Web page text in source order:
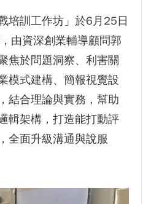
培訓工作坊」於6月25日
由資深創業輔導顧問郭
焦於問題洞察、利害關
模式建構、簡報視覺設
結合理論與實務，幫助
輯架構，打造能打動評
全面升級溝通與說服